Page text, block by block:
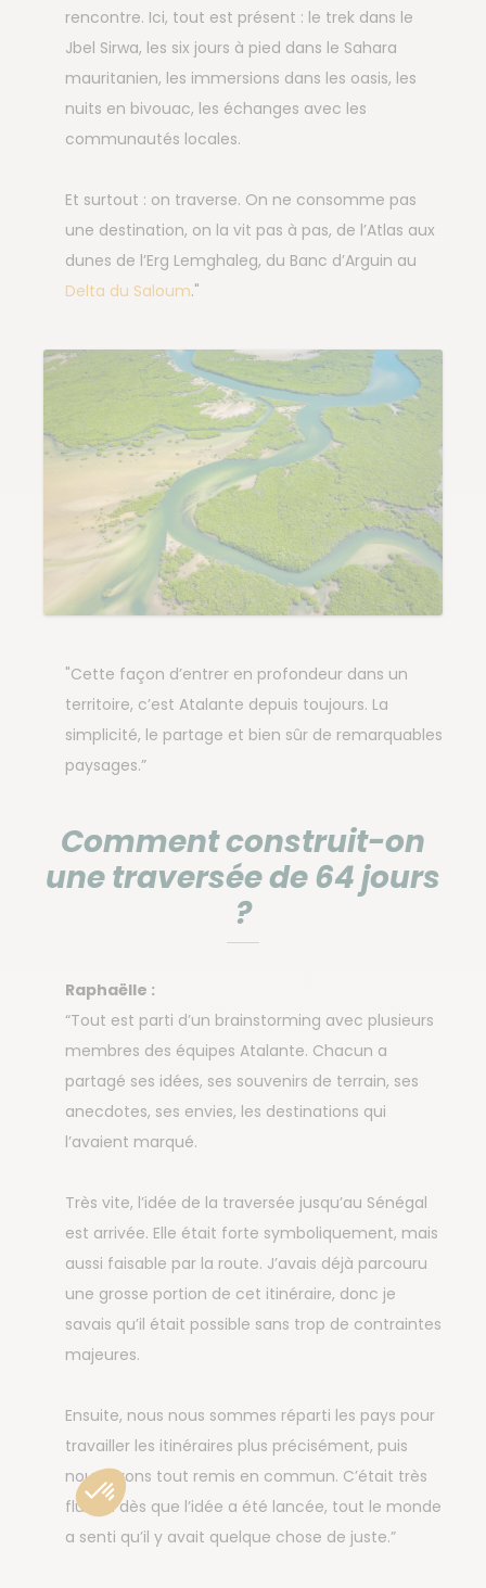
rencontre. Ici, tout est présent : le trek dans le
Jbel Sirwa, les six jours à pied dans le Sahara
mauritanien, les immersions dans les oasis, les
nuits en bivouac, les échanges avec les
communautés locales.
Et surtout : on traverse. On ne consomme pas
une destination, on la vit pas à pas, de l’Atlas aux
dunes de l’Erg Lemghaleg, du Banc d’Arguin au
Delta du Saloum."
"Cette façon d’entrer en profondeur dans un
territoire, c’est Atalante depuis toujours. La
simplicité, le partage et bien sûr de remarquables
paysages.”
Comment construit-on
une traversée de 64 jours
?
Raphaëlle :
“Tout est parti d’un brainstorming avec plusieurs
membres des équipes Atalante. Chacun a
partagé ses idées, ses souvenirs de terrain, ses
anecdotes, ses envies, les destinations qui
l’avaient marqué.
Très vite, l’idée de la traversée jusqu’au Sénégal
est arrivée. Elle était forte symboliquement, mais
aussi faisable par la route. J’avais déjà parcouru
une grosse portion de cet itinéraire, donc je
savais qu’il était possible sans trop de contraintes
majeures.
Ensuite, nous nous sommes réparti les pays pour
travailler les itinéraires plus précisément, puis
nous avons tout remis en commun. C’était très
fluide : dès que l’idée a été lancée, tout le monde
a senti qu’il y avait quelque chose de juste.”